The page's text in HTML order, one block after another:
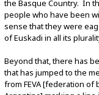
the Basque Country. In
people who have been
sense that they were
of Euskadi in all its
Beyond that, there has
that has jumped to the
from FEVA [federation of